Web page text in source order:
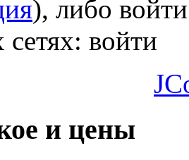
), либо
войти
и цены